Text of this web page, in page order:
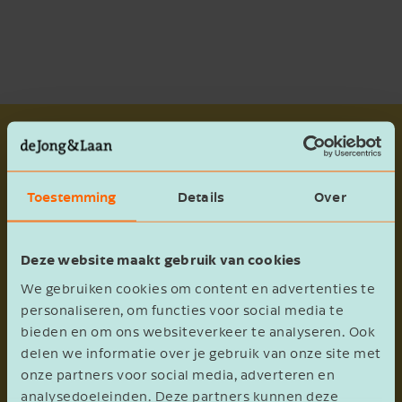
Toestemming Details Over
Deze website maakt gebruik van cookies
We gebruiken cookies om content en advertenties te
personaliseren, om functies voor social media te
bieden en om ons websiteverkeer te analyseren. Ook
delen we informatie over je gebruik van onze site met
onze partners voor social media, adverteren en
analysedoeleinden. Deze partners kunnen deze
Managementleden nemen
aandelenbelang over
binnen Multi Profiel overgedragen aan Arthur
(commercieel manager en marketingmanager)
en Ruben (operationeel manager en
verkoopmanager). Hierdoor heeft de dga van
Multi Profiel een stap terug kunnen doen en is
zijn rol binnen de onderneming afgenomen.